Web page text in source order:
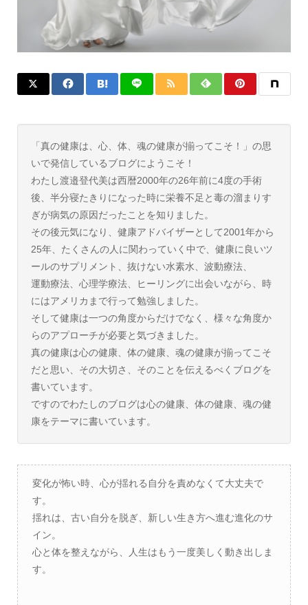
「真の健康は、心、体、魂の健康が揃ってこそ！」の思
いで発信しているブログにようこそ！
わたし渡邉登代美は西暦2000年の26年前に4度の手術
後、半分寝たきりになった時に栄養不足と毒の溜まりす
ぎが病気の原因だったことを知りました。
その後元気になり、健康アドバイザーとして2001年から
25年、たくさんの人に関わっていく中で、健康に良いツ
ールのサプリメント、抜けない水素水、波動療法、
運動療法、心理学療法、ヒーリングに出会いながら、時
にはアメリカまで行って勉強しました。
そして健康は一つの角度からだけでなく、様々な角度か
らのアプローチが必要と気づきました。
真の健康は心の健康、体の健康、魂の健康が揃ってこそ
だと思い、その大切さ、そのことを伝えるべくブログを
書いています。
ですのでわたしのブログは心の健康、体の健康、魂の健
康をテーマに書いています。
変化が怖い時、心が揺れる自分を責めなくて大丈夫で
す。
揺れは、古い自分を脱ぎ、新しい生き方へ進む進化のサ
イン。
心と体を整えながら、人生はもう一度美しく動き出しま
す。